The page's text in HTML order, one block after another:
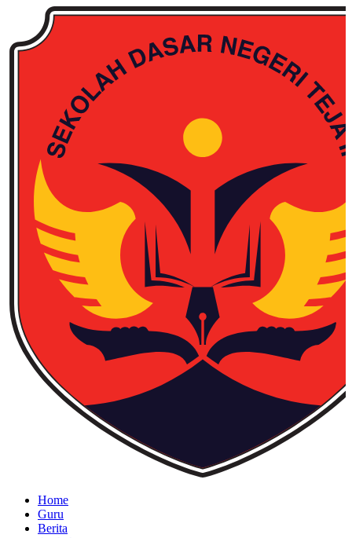
Home
Guru
Berita